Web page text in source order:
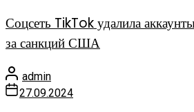
Соцсеть TikTok удалила
за санкций США
admin
27.09.2024